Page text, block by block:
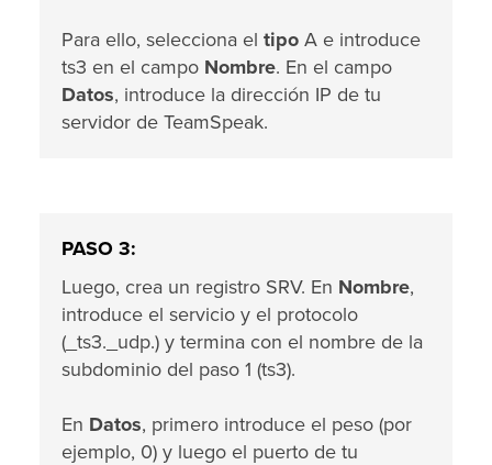
Para ello, selecciona el tipo A e introduce
ts3 en el campo Nombre. En el campo
Datos, introduce la dirección IP de tu
servidor de TeamSpeak.
PASO 3:
Luego, crea un registro SRV. En Nombre,
introduce el servicio y el protocolo
(_ts3._udp.) y termina con el nombre de la
subdominio del paso 1 (ts3).
En Datos, primero introduce el peso (por
ejemplo, 0) y luego el puerto de tu